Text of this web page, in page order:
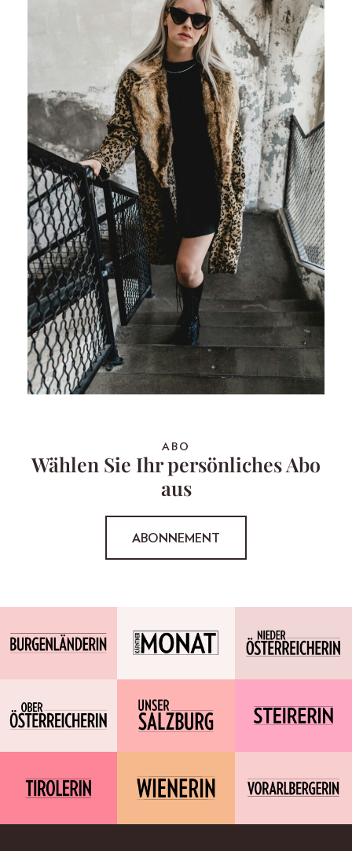
ABO
Wählen Sie Ihr persönliches Abo
aus
ABONNEMENT